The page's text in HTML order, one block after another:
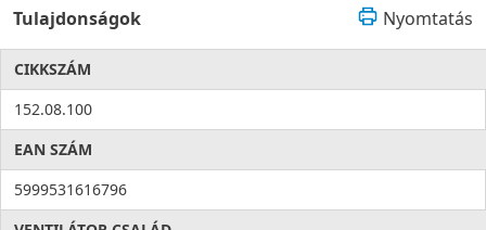
Tulajdonságok Nyomtatás
CIKKSZÁM
152.08.100
EAN SZÁM
5999531616796